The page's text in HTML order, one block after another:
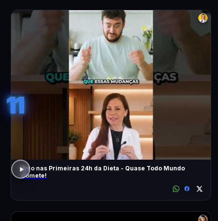
11
Erro nas Primeiras 24h da Dieta - Quase Todo Mundo
Comete!